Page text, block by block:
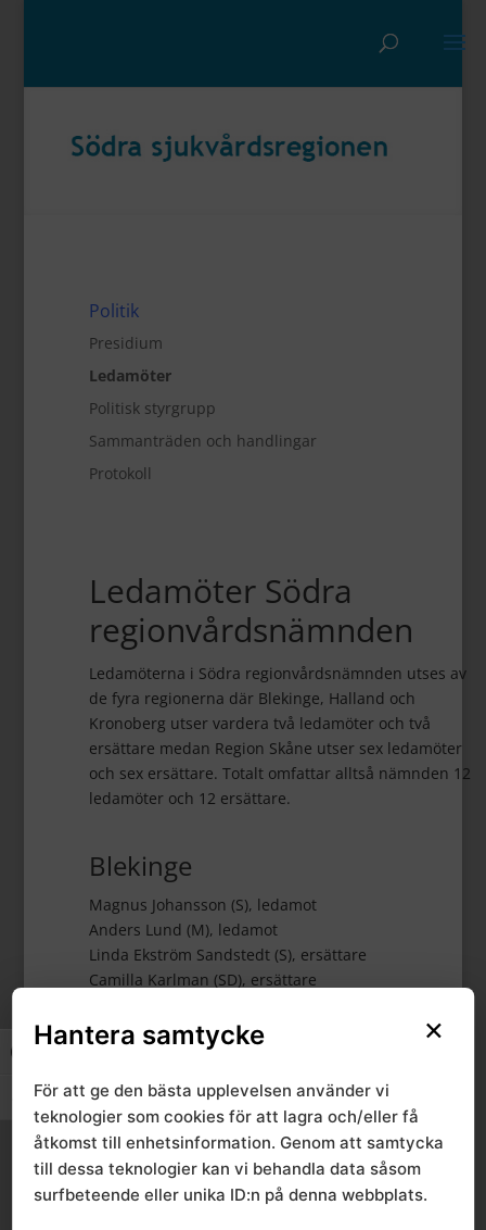
Slå på/av hög kontrast
Slå på/av textstorlek
Politik
Presidium
Ledamöter
Politisk styrgrupp
Sammanträden och handlingar
Protokoll
Ledamöter Södra
regionvårdsnämnden
​Ledamöterna i Södra regionvårdsnämnden utses av
de fyra regionerna där Blekinge, Halland och
Kronoberg utser vardera två ledamöter och två
ersättare medan Region Skåne utser sex ledamöter
och sex ersättare. Totalt omfattar alltså nämnden 12
ledamöter och 12 ersättare.
Blekinge
Magnus Johansson (S), ledamot
Anders Lund (M), ledamot
Linda Ekström Sandstedt (S), ersättare
Camilla Karlman (SD), ersättare
Halland
My Clingston (KD), ledamot
Christian Lidén (C), ersättare
Johan Lindahl (S), ersättare
Kronoberg
×
Hantera samtycke
För att ge den bästa upplevelsen använder vi
teknologier som cookies för att lagra och/eller få
åtkomst till enhetsinformation. Genom att samtycka
till dessa teknologier kan vi behandla data såsom
surfbeteende eller unika ID:n på denna webbplats.